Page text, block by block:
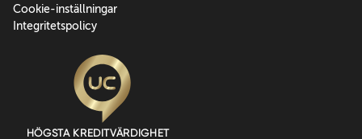
Cookie-inställningar
Integritetspolicy